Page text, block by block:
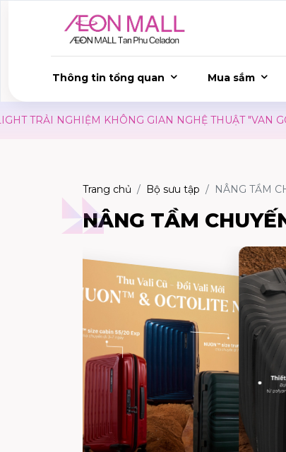
Thông tin tổng quan Mua sắm
NGHIỆM KHÔNG GIAN NGHỆ THUẬT "VAN GOGH
Trang chủ Bộ sưu tập NÂNG TẦM
NÂNG TẦM